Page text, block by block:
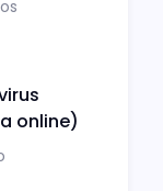
online)